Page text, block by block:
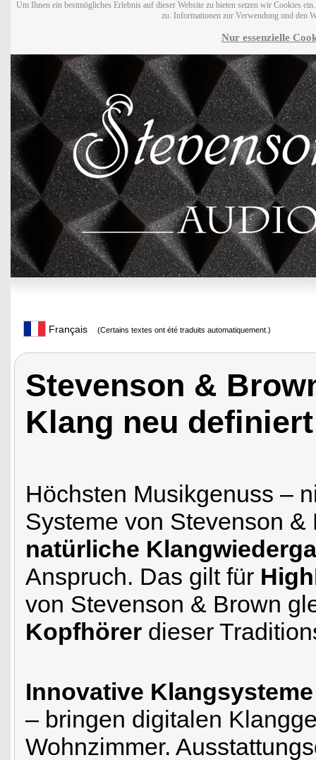
Um Ihnen ein bestmögliches Erlebnis auf dieser Website zu bieten setzen wir Cookies
zu. Informationen zur Verwendung und den
Nur essenzielle
Français (Certains textes ont été traduits automatiquement.)
Stevenson &
Klang neu
Höchsten Musikgenuss –
Systeme von Stevenson
natürliche
Anspruch. Das gilt für
von Stevenson & Brown
Kopfhörer dieser
Innovative Klangsysteme
– bringen digitalen
Wohnzimmer.